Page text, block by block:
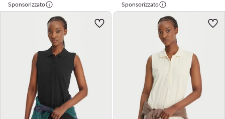
Sponsorizzato Sponsorizzato